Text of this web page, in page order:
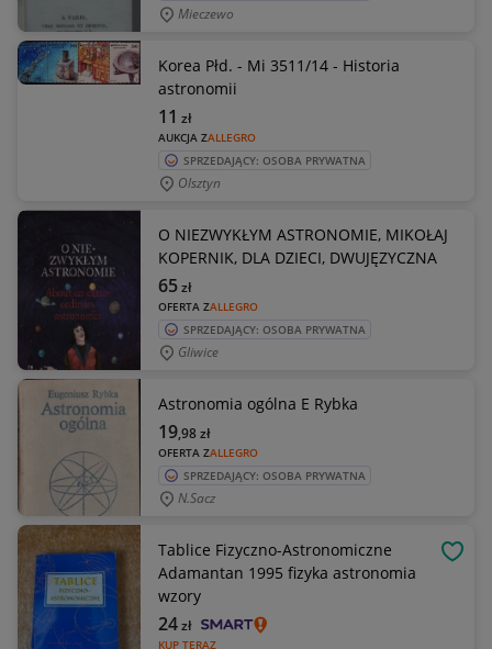
Mieczewo
Korea Płd. - Mi 3511/14 - Historia
astronomii
AUKCJA ZALLEGRO
11 zł
SPRZEDAJĄCY: OSOBA PRYWATNA
Olsztyn
O NIEZWYKŁYM ASTRONOMIE, MIKOŁAJ
KOPERNIK, DLA DZIECI, DWUJĘZYCZNA
OFERTA ZALLEGRO
65zł
SPRZEDAJĄCY: OSOBA PRYWATNA
Gliwice
Astronomia ogólna E Rybka
OFERTA ZALLEGRO
19,98zł
SPRZEDAJĄCY: OSOBA PRYWATNA
N.sacz
Tablice Fizyczno-Astronomiczne
Adamantan 1995 fizyka astronomia
wzory
KUP TERAZ
24zł